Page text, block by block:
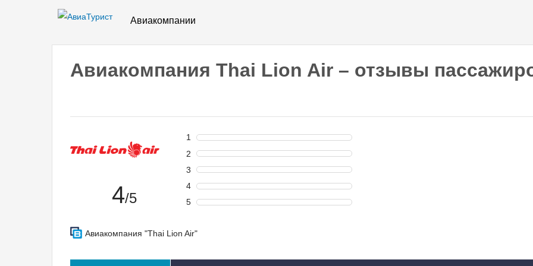
Авиакомпании
Авиакомпания Thai Lion Air – отзывы
4/5
1
2
3
4
5
Авиакомпания "Thai Lion Air"